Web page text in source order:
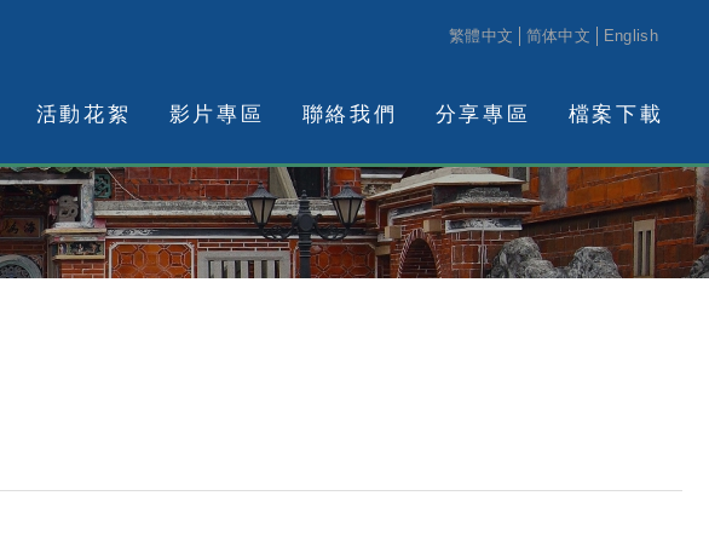
繁體中文 简体中文 English
活動花絮 影片專區 聯絡我們 分享專區 檔案下載